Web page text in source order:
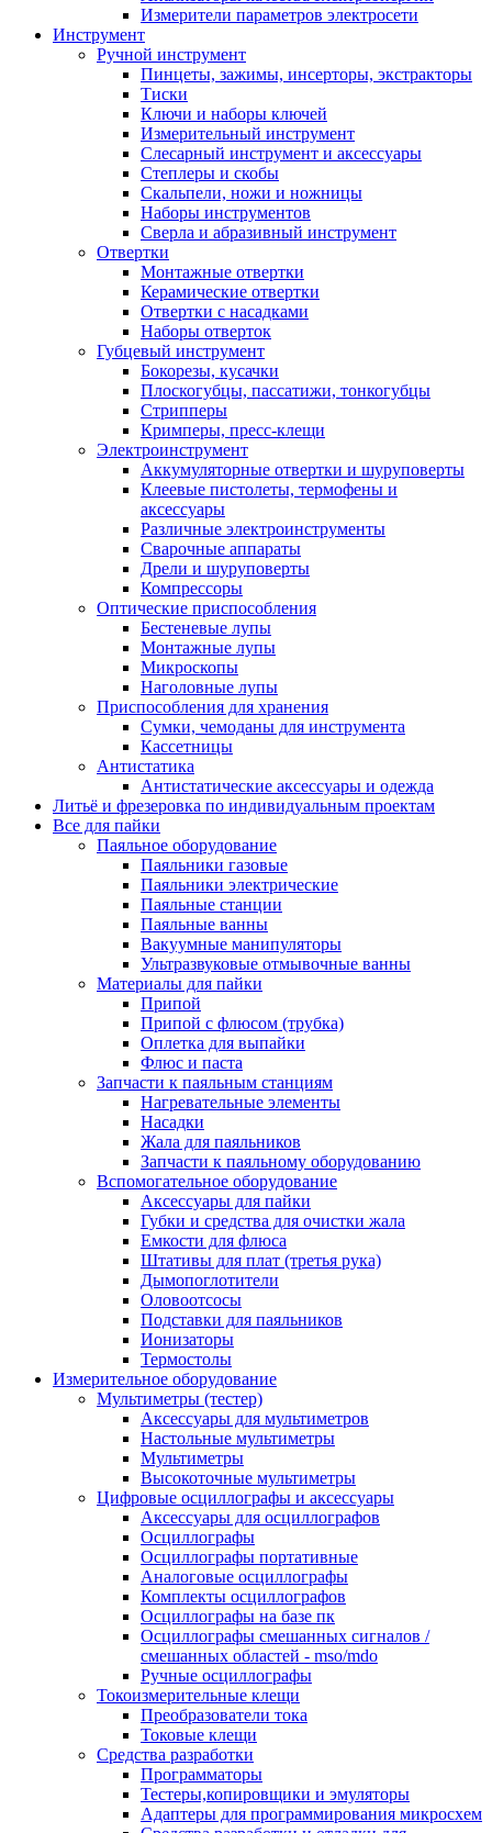
Измерители параметров электросети
Инструмент
Ручной инструмент
Пинцеты, зажимы, инсерторы, экстракторы
Тиски
Ключи и наборы ключей
Измерительный инструмент
Слесарный инструмент и аксессуары
Степлеры и скобы
Скальпели, ножи и ножницы
Наборы инструментов
Сверла и абразивный инструмент
Отвертки
Монтажные отвертки
Керамические отвертки
Отвертки с насадками
Наборы отверток
Губцевый инструмент
Бокорезы, кусачки
Плоскогубцы, пассатижи, тонкогубцы
Стрипперы
Кримперы, пресс-клещи
Электроинструмент
Аккумуляторные отвертки и шуруповерты
Клеевые пистолеты, термофены и
аксессуары
Различные электроинструменты
Сварочные аппараты
Дрели и шуруповерты
Компрессоры
Оптические приспособления
Бестеневые лупы
Монтажные лупы
Микроскопы
Наголовные лупы
Приспособления для хранения
Сумки, чемоданы для инструмента
Кассетницы
Антистатика
Антистатические аксессуары и одежда
Литьё и фрезеровка по индивидуальным проектам
Все для пайки
Паяльное оборудование
Паяльники газовые
Паяльники электрические
Паяльные станции
Паяльные ванны
Вакуумные манипуляторы
Ультразвуковые отмывочные ванны
Материалы для пайки
Припой
Припой с флюсом (трубка)
Оплетка для выпайки
Флюс и паста
Запчасти к паяльным станциям
Нагревательные элементы
Насадки
Жала для паяльников
Запчасти к паяльному оборудованию
Вспомогательное оборудование
Аксессуары для пайки
Губки и средства для очистки жала
Емкости для флюса
Штативы для плат (третья рука)
Дымопоглотители
Оловоотсосы
Подставки для паяльников
Ионизаторы
Термостолы
Измерительное оборудование
Мультиметры (тестер)
Аксессуары для мультиметров
Настольные мультиметры
Мультиметры
Высокоточные мультиметры
Цифровые осциллографы и аксессуары
Аксессуары для осциллографов
Осциллографы
Осциллографы портативные
Аналоговые осциллографы
Комплекты осциллографов
Осциллографы на базе пк
Осциллографы смешанных сигналов /
смешанных областей - mso/mdo
Ручные осциллографы
Токоизмерительные клещи
Преобразователи тока
Токовые клещи
Средства разработки
Программаторы
Тестеры,копировщики и эмуляторы
Адаптеры для программирования микросхем